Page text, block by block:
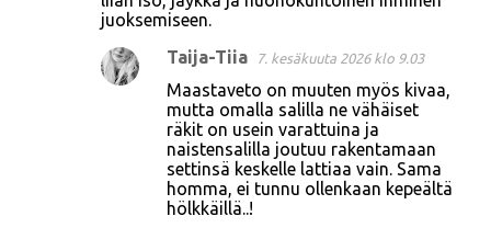
juoksemiseen.
Taija-Tiia 7. kesäkuuta 2026 klo 9.03
Maastaveto on muuten myös kivaa,
mutta omalla salilla ne vähäiset
räkit on usein varattuina ja
naistensalilla joutuu rakentamaan
settinsä keskelle lattiaa vain. Sama
homma, ei tunnu ollenkaan kepeältä
hölkkäillä..!